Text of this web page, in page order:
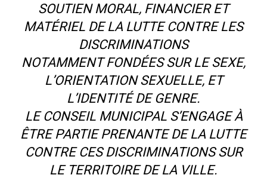
SOUTIEN MORAL, FINANCIER ET
MATÉRIEL DE LA LUTTE CONTRE LES
DISCRIMINATIONS
NOTAMMENT FONDÉES SUR LE SEXE,
L’ORIENTATION SEXUELLE, ET
L’IDENTITÉ DE GENRE.
LE CONSEIL MUNICIPAL S’ENGAGE À
ÊTRE PARTIE PRENANTE DE LA LUTTE
CONTRE CES DISCRIMINATIONS SUR
LE TERRITOIRE DE LA VILLE.